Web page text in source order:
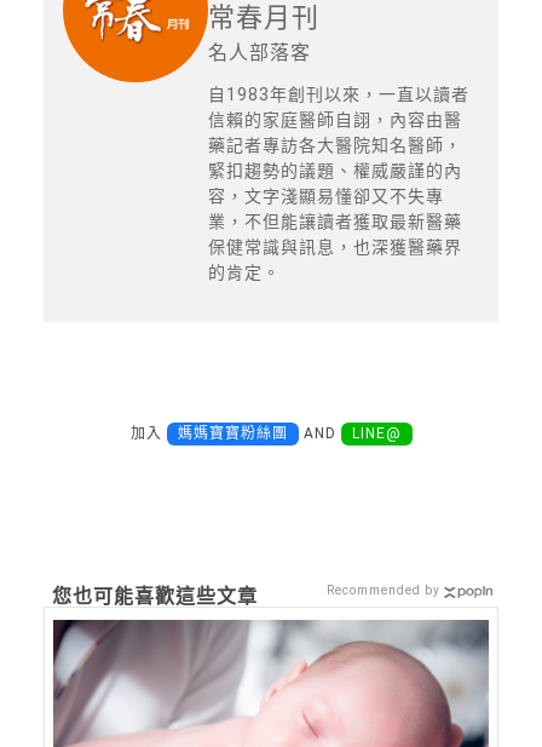
常春月刊
名人部落客
自1983年創刊以來，一直以讀者
信賴的家庭醫師自詡，內容由醫
藥記者專訪各大醫院知名醫師，
緊扣趨勢的議題、權威嚴謹的內
容，文字淺顯易懂卻又不失專
業，不但能讓讀者獲取最新醫藥
保健常識與訊息，也深獲醫藥界
的肯定。
加入 媽媽寶寶粉絲團 AND LINE@
您也可能喜歡這些文章 Recommended by